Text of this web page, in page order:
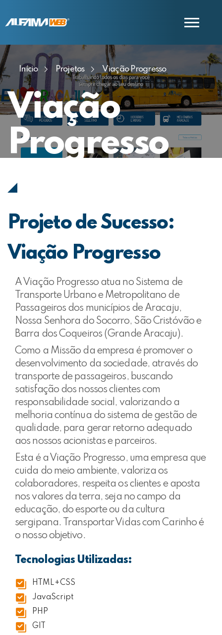
COMERCIAL
SUPORTE
Início Projetos Viação Progresso
Viação
Progresso
Projeto de Sucesso:
Viação Progresso
A Viação Progresso atua no Sistema de
Transporte Urbano e Metropolitano de
Passageiros dos municípios de Aracaju,
Nossa Senhora do Socorro, São Cristóvão e
Barra dos Coqueiros (Grande Aracaju).
Como a Missão da empresa é promover o
desenvolvimento da sociedade, através do
transporte de passageiros, buscando
satisfação dos nossos clientes com
responsabilidade social, valorizando a
melhoria contínua do sistema de gestão de
qualidade, para gerar retorno adequado
aos nossos acionistas e parceiros.
Esta é a Viação Progresso, uma empresa que
cuida do meio ambiente, valoriza os
colaboradores, respeita os clientes e aposta
nos valores da terra, seja no campo da
educação, do esporte ou da cultura
sergipana. Transportar Vidas com Carinho é
o nosso objetivo.
Tecnologias Utilizadas:
HTML+CSS
JavaScript
PHP
GIT